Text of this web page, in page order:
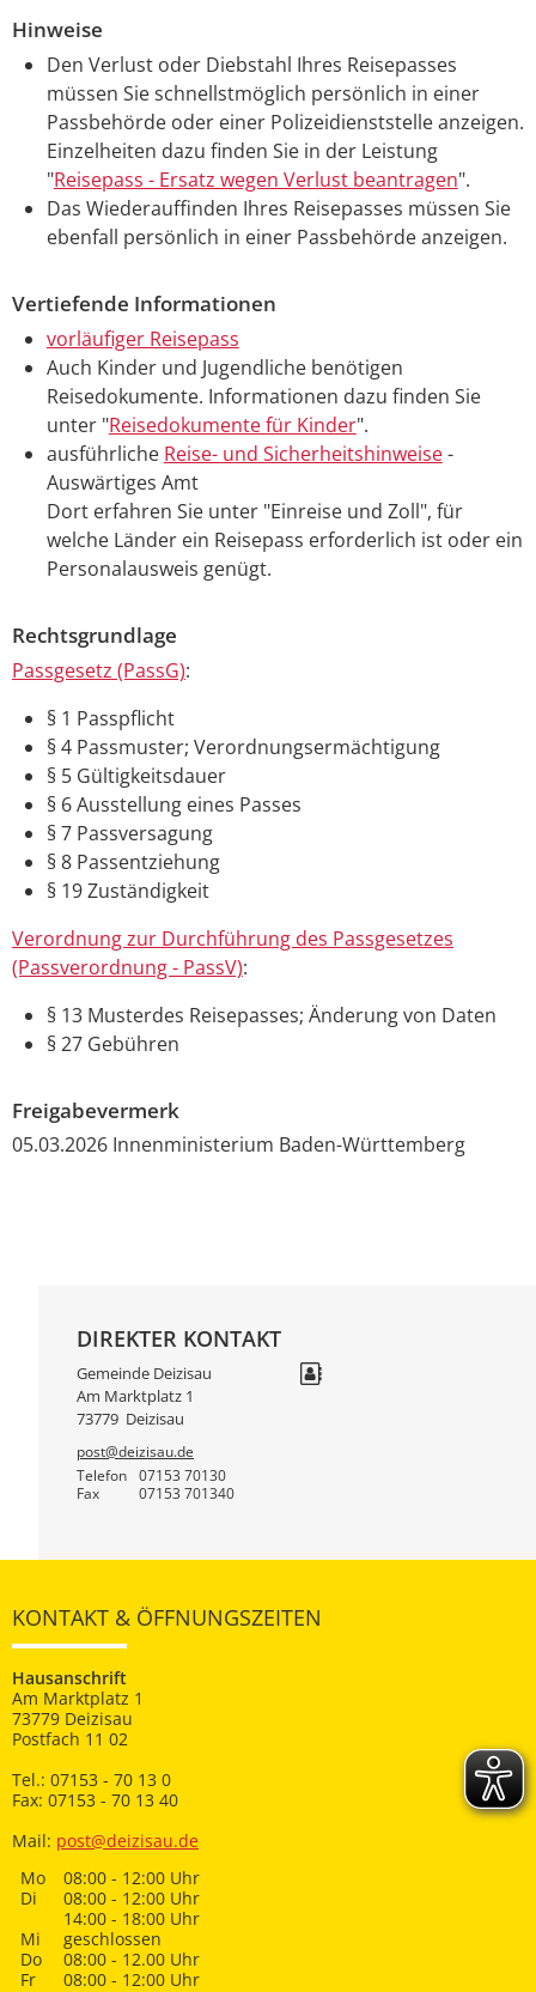
Hinweise
Den Verlust oder Diebstahl Ihres Reisepasses
müssen Sie schnellstmöglich persönlich in einer
Passbehörde oder einer Polizeidienststelle anzeigen.
Einzelheiten dazu finden Sie in der Leistung
"Reisepass - Ersatz wegen Verlust beantragen".
Das Wiederauffinden Ihres Reisepasses müssen Sie
ebenfall persönlich in einer Passbehörde anzeigen.
Vertiefende Informationen
vorläufiger Reisepass
Auch Kinder und Jugendliche benötigen
Reisedokumente. Informationen dazu finden Sie
unter "Reisedokumente für Kinder".
ausführliche Reise- und Sicherheitshinweise-
Auswärtiges Amt
Dort erfahren Sie unter "Einreise und Zoll", für
welche Länder ein Reisepass erforderlich ist oder ein
Personalausweis genügt.
Rechtsgrundlage
Passgesetz (PassG):
§ 1 Passpflicht
§ 4 Passmuster; Verordnungsermächtigung
§ 5 Gültigkeitsdauer
§ 6 Ausstellung eines Passes
§ 7 Passversagung
§ 8 Passentziehung
§ 19 Zuständigkeit
Verordnung zur Durchführung des Passgesetzes
(Passverordnung - PassV):
§ 13 Musterdes Reisepasses; Änderung von Daten
§ 27 Gebühren
Freigabevermerk
05.03.2026 Innenministerium Baden-Württemberg
DIREKTER KONTAKT
Gemeinde Deizisau
Am Marktplatz 1
73779 Deizisau
post@deizisau.de
Telefon
07153 70130
Fax 07153 701340
KONTAKT & ÖFFNUNGSZEITEN
Hausanschrift
Am Marktplatz 1
73779 Deizisau
Postfach 11 02
Tel.: 07153 - 70 13 0
Fax: 07153 - 70 13 40
Mail: post@deizisau.de
Mo
08:00 - 12:00 Uhr
Di
08:00 - 12:00 Uhr
14:00 - 18:00 Uhr
Mi
geschlossen
Do
08:00 - 12.00 Uhr
Fr
08:00 - 12:00 Uhr